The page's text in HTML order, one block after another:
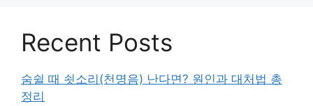
Recent Posts
숨쉴 때 쇳소리(천명음) 난다면? 원인과 대처법 총
정리